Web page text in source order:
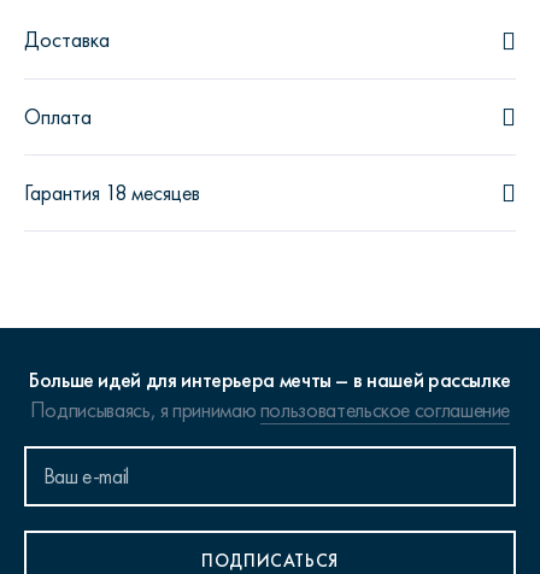
Доставка
Оплата
Гарантия 18 месяцев
Больше идей для интерьера мечты – в нашей рассылке
Подписываясь, я принимаюпользовательское соглашение
ПОДПИСАТЬСЯ